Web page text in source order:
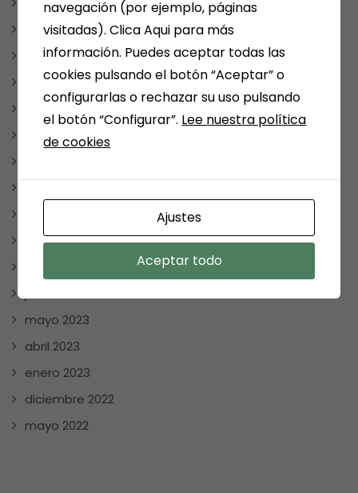
abril 2024
marzo 2024
febrero 2024
enero 2024
diciembre 2023
agosto 2023
mayo 2023
abril 2023
enero 2023
diciembre 2022
mayo 2022
navegación (por ejemplo, páginas
visitadas). Clica Aqui para más
información. Puedes aceptar todas las
cookies pulsando el botón “Aceptar” o
configurarlas o rechazar su uso pulsando
el botón “Configurar”. Lee nuestra política
de cookies
Ajustes
Aceptar todo